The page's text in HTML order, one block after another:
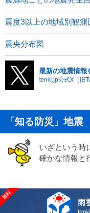
震度3以上の地域別観測
震央分布図
最新の地震情報
tenki.jp公式X（旧
「知る防災」地震
いざという時
確かな情報と
雨